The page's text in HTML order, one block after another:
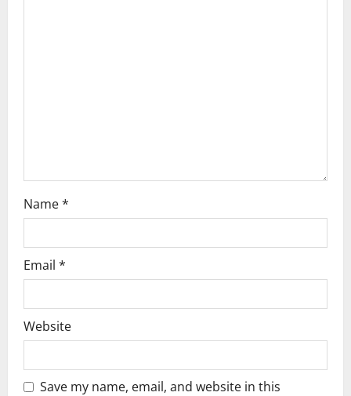
Name*
Email *
Website
Save my name, email, and website in this